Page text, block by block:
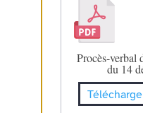
Procès-verbal
du 14